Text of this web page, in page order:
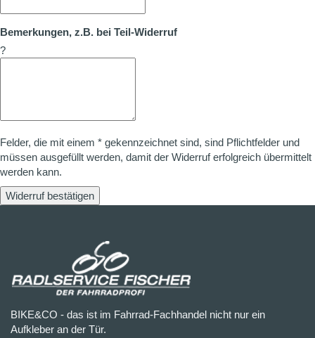
Bemerkungen, z.B. bei Teil-Widerruf
?
Felder, die mit einem * gekennzeichnet sind, sind Pflichtfelder und
müssen ausgefüllt werden, damit der Widerruf erfolgreich übermittelt
werden kann.
Widerruf bestätigen
BIKE&CO - das ist im Fahrrad-Fachhandel nicht nur ein
Aufkleber an der Tür.